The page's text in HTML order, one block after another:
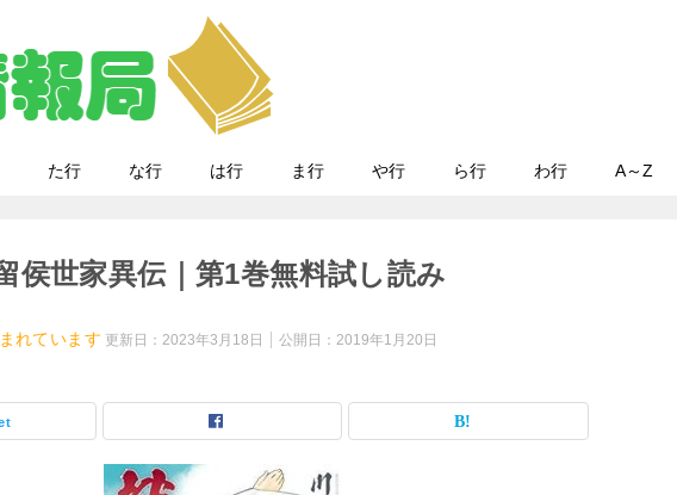
た行 な行 は行 ま行 や行 ら行 わ行 A～Z
世家異伝｜第1巻無料試し読み
れています 更新日：2023年3月18日 公開日：2019年1月20日